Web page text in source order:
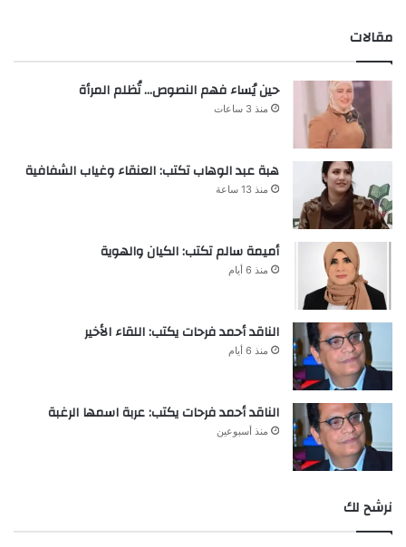
مقالات
حين يُساء فهم النصوص… تُظلم المرأة
منذ 3 ساعات
هبة عبد الوهاب تكتب: العنقاء وغياب الشفافية
منذ 13 ساعة
أميمة سالم تكتب: الكيان والهوية
منذ 6 أيام
الناقد أحمد فرحات يكتب: اللقاء الأخير
منذ 6 أيام
الناقد أحمد فرحات يكتب: عربة اسمها الرغبة
منذ أسبوعين
نرشح لك